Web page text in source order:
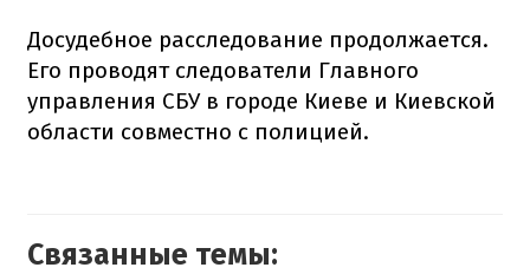
Досудебное расследование продолжается.
Его проводят следователи Главного
управления СБУ в городе Киеве и Киевской
области совместно с полицией.
Связанные темы: